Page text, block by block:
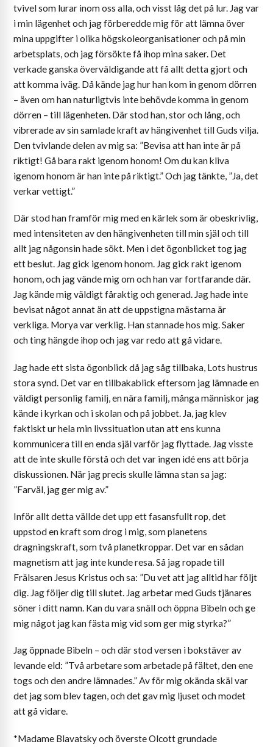
tvivel som lurar inom oss alla, och visst låg det på lur. Jag var
i min lägenhet och jag förberedde mig för att lämna över
mina uppgifter i olika högskoleorganisationer och på min
arbetsplats, och jag försökte få ihop mina saker. Det
verkade ganska överväldigande att få allt detta gjort och
att komma iväg. Då kände jag hur han kom in genom dörren
– även om han naturligtvis inte behövde komma in genom
dörren – till lägenheten. Där stod han, stor och lång, och
vibrerade av sin samlade kraft av hängivenhet till Guds vilja.
Den tvivlande delen av mig sa: ”Bevisa att han inte är på
riktigt! Gå bara rakt igenom honom! Om du kan kliva
igenom honom är han inte på riktigt.” Och jag tänkte, ”Ja, det
verkar vettigt.”
Där stod han framför mig med en kärlek som är obeskrivlig,
med intensiteten av den hängivenheten till min själ och till
allt jag någonsin hade sökt. Men i det ögonblicket tog jag
ett beslut. Jag gick igenom honom. Jag gick rakt igenom
honom, och jag vände mig om och han var fortfarande där.
Jag kände mig väldigt fåraktig och generad. Jag hade inte
bevisat något annat än att de uppstigna mästarna är
verkliga. Morya var verklig. Han stannade hos mig. Saker
och ting hängde ihop och jag var redo att gå vidare.
Jag hade ett sista ögonblick då jag såg tillbaka, Lots hustrus
stora synd. Det var en tillbakablick eftersom jag lämnade en
väldigt personlig familj, en nära familj, många människor jag
kände i kyrkan och i skolan och på jobbet. Ja, jag klev
faktiskt ur hela min livssituation utan att ens kunna
kommunicera till en enda själ varför jag flyttade. Jag visste
att de inte skulle förstå och det var ingen idé ens att börja
diskussionen. När jag precis skulle lämna stan sa jag:
”Farväl, jag ger mig av.”
Inför allt detta vällde det upp ett fasansfullt rop, det
uppstod en kraft som drog i mig, som planetens
dragningskraft, som två planetkroppar. Det var en sådan
magnetism att jag inte kunde resa. Så jag ropade till
Frälsaren Jesus Kristus och sa: ”Du vet att jag alltid har följt
dig. Jag följer dig till slutet. Jag arbetar med Guds tjänares
söner i ditt namn. Kan du vara snäll och öppna Bibeln och ge
mig något jag kan fästa mig vid som ger mig styrka?”
Jag öppnade Bibeln – och där stod versen i bokstäver av
levande eld: ”Två arbetare som arbetade på fältet, den ene
togs och den andre lämnades.” Av för mig okända skäl var
det jag som blev tagen, och det gav mig ljuset och modet
att gå vidare.
*Madame Blavatsky och överste Olcott grundade